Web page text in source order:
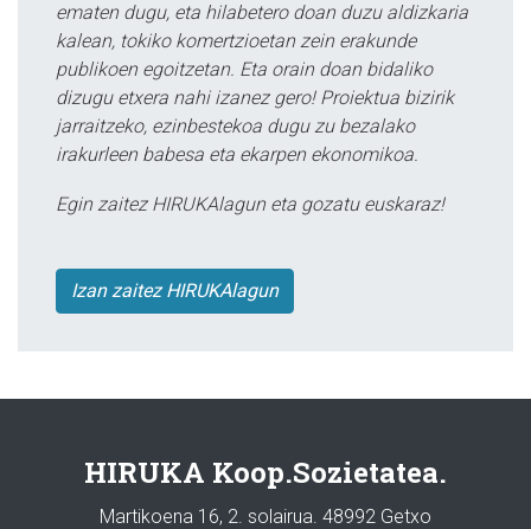
ematen dugu, eta hilabetero doan duzu aldizkaria
kalean, tokiko komertzioetan zein erakunde
publikoen egoitzetan. Eta orain doan bidaliko
dizugu etxera nahi izanez gero! Proiektua bizirik
jarraitzeko, ezinbestekoa dugu zu bezalako
irakurleen babesa eta ekarpen ekonomikoa.
Egin zaitez HIRUKAlagun eta gozatu euskaraz!
Izan zaitez HIRUKAlagun
HIRUKA Koop.Sozietatea.
Martikoena 16, 2. solairua. 48992 Getxo